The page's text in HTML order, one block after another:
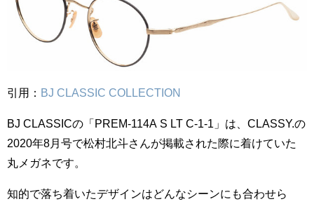
引用： BJ CLASSIC COLLECTION
BJ CLASSICの「PREM-114A S LT C-1-1」は、CLASSY.の
2020年8月号で松村北斗さんが掲載された際に着けていた
丸メガネです。
知的で落ち着いたデザインはどんなシーンにも合わせら